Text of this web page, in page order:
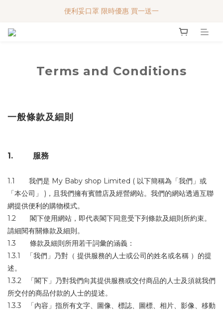
便利妥口罩 限時優惠 買一送一
便利妥口罩 限時優惠 買一送一
Terms and Conditions
一般條款及細則
1. 服務
1.1 我們是 My Baby shop Limited ( 以下簡稱為「我們」或
「本公司」 )，且我們擁有賓體店及經營網站。我們的網站透過互聯
網提供便利的購物模式。
1.2 閣下使用網站，即代表閣下同意受下列條款及細則所約束。
請細閱有關條款及細則。
1.3 條款及細則所用若干詞彙的涵義：
1.3.1 「我們」乃對（ 提供服務的人士或公司的姓名或名稱 ）的提
述。
1.3.2 「閣下」乃對我們向其提供服務或交付商品的人士及須就我們
所交付的商品付款的人士的提述。
1.3.3 「內容」指所有文字、圖像、標誌、圖標、相片、影像、移動